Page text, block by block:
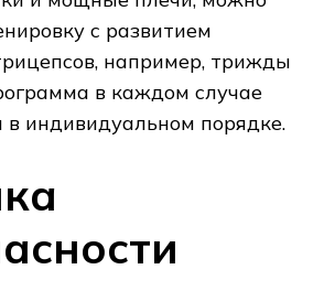
с развитием
например, трижды
в каждом случае
в индивидуальном порядке.